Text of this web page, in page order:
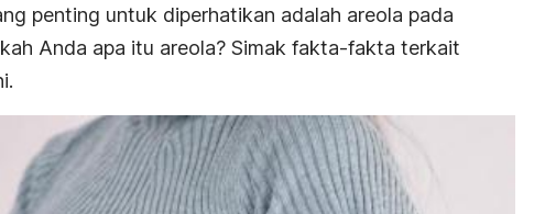
penting untuk diperhatikan adalah areola pada
Anda apa itu areola? Simak fakta-fakta terkait